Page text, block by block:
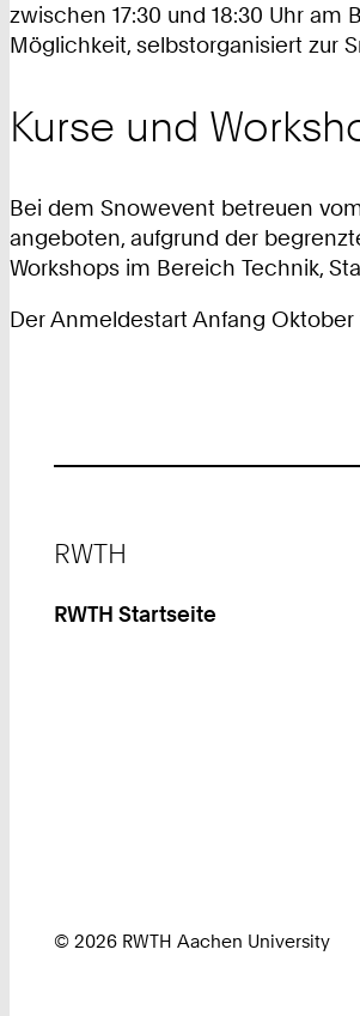
zwischen 17:30 und 18:30 Uhr
Möglichkeit, selbstorganisiert zur
Kurse und
Bei dem Snowevent betreuen
angeboten, aufgrund der
Workshops im Bereich Technik,
Der Anmeldestart Anfang
RWTH
RWTH Startseite
© 2026 RWTH Aachen University